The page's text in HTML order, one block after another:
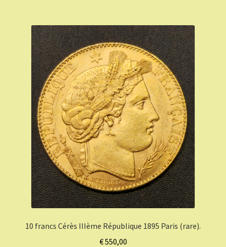
10 francs Cérès IIIème République 1895 Paris (rare).
€550,00